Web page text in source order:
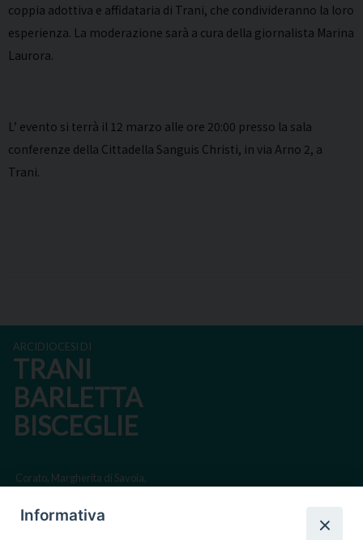
coppia adottiva e affidataria di Trani, che condivideranno la loro
esperienza. La moderazione sarà a cura della giornalista Marina
Laurora.
L’ evento si terrà il 12 marzo alle ore 20:00 presso la sala
conferenze della Cittadella Sanguis Christi, in via Arno 2, a
Trani.
ARCIDIOCESI DI
TRANI
BARLETTA
BISCEGLIE
Corato, Margherita di Savoia,
Informativa